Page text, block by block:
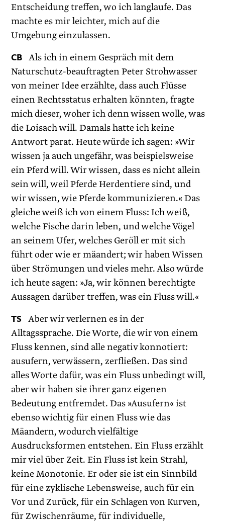
Entscheidung treffen, wo ich langlaufe. Das
machte es mir leichter, mich auf die
Umgebung einzulassen.
CB Als ich in einem Gespräch mit dem
Naturschutz-beauftragten Peter Strohwasser
von meiner Idee erzählte, dass auch Flüsse
einen Rechtsstatus erhalten könnten, fragte
mich dieser, woher ich denn wissen wolle, was
die Loisach will. Damals hatte ich keine
Antwort parat. Heute würde ich sagen: »Wir
wissen ja auch ungefähr, was beispielsweise
ein Pferd will. Wir wissen, dass es nicht allein
sein will, weil Pferde Herdentiere sind, und
wir wissen, wie Pferde kommunizieren.« Das
gleiche weiß ich von einem Fluss: Ich weiß,
welche Fische darin leben, und welche Vögel
an seinem Ufer, welches Geröll er mit sich
führt oder wie er mäandert; wir haben Wissen
über Strömungen und vieles mehr. Also würde
ich heute sagen: »Ja, wir können berechtigte
Aussagen darüber treffen, was ein Fluss will.«
TS Aber wir verlernen es in der
Alltagssprache. Die Worte, die wir von einem
Fluss kennen, sind alle negativ konnotiert:
ausufern, verwässern, zerfließen. Das sind
alles Worte dafür, was ein Fluss unbedingt will,
aber wir haben sie ihrer ganz eigenen
Bedeutung entfremdet. Das »Ausufern« ist
ebenso wichtig für einen Fluss wie das
Mäandern, wodurch vielfältige
Ausdrucksformen entstehen. Ein Fluss erzählt
mir viel über Zeit. Ein Fluss ist kein Strahl,
keine Monotonie. Er oder sie ist ein Sinnbild
für eine zyklische Lebensweise, auch für ein
Vor und Zurück, für ein Schlagen von Kurven,
für Zwischenräume, für individuelle,